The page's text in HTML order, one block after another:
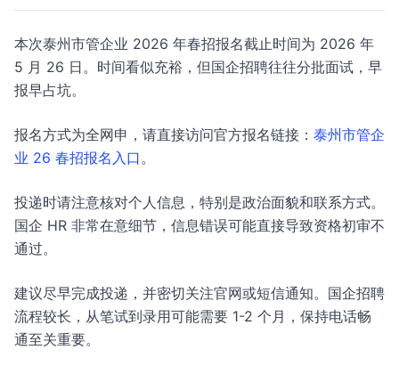
本次泰州市管企业 2026 年春招报名截止时间为 2026 年
5 月 26 日。时间看似充裕，但国企招聘往往分批面试，早
报早占坑。
报名方式为全网申，请直接访问官方报名链接： 泰州市管企
业 26 春招报名入口。
投递时请注意核对个人信息，特别是政治面貌和联系方式。
国企 HR 非常在意细节，信息错误可能直接导致资格初审不
通过。
建议尽早完成投递，并密切关注官网或短信通知。国企招聘
流程较长，从笔试到录用可能需要 1-2 个月，保持电话畅
通至关重要。